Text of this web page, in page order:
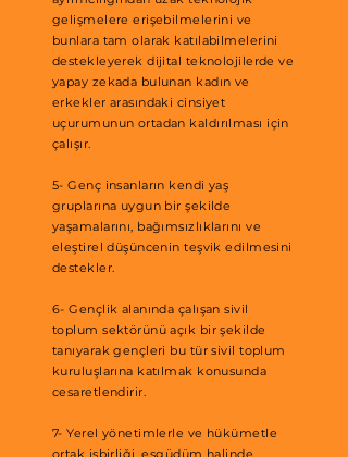
gelişmelere erişebilmelerini ve
bunlara tam olarak katılabilmelerini
destekleyerek dijital teknolojilerde ve
yapay zekada bulunan kadın ve
erkekler arasındaki cinsiyet
uçurumunun ortadan kaldırılması için
çalışır.
5- Genç insanların kendi yaş
gruplarına uygun bir şekilde
yaşamalarını, bağımsızlıklarını ve
eleştirel düşüncenin teşvik edilmesini
destekler.
6- Gençlik alanında çalışan sivil
toplum sektörünü açık bir şekilde
tanıyarak gençleri bu tür sivil toplum
kuruluşlarına katılmak konusunda
cesaretlendirir.
7- Yerel yönetimlerle ve hükümetle
ortak işbirliği, eşgüdüm halinde